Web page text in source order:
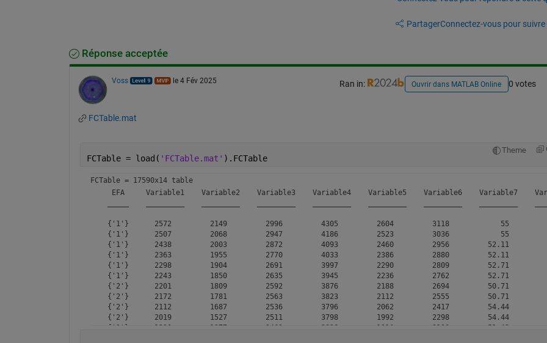
PartagerConnectez-vous pour suivre
Réponse acceptée
Voss le 4 Fév 2025 Ran in: Ouvrir dans MATLAB Online 0 votes
FCTable.mat
Theme
FCTable = load( 'FCTable.mat' ).FCTable
FCTable = 17590x14 table
EFA     Variable1    Variable2    Variable3    Variable4    Variable5    Variable6    Variable7
{'1'}      2572         2149         2996         4305         2604         3118            55
{'1'}      2507         2068         2947         4186         2523         3036            55
{'1'}      2438         2003         2872         4093         2460         2956         52.11
{'1'}      2363         1955         2770         4033         2386         2880         52.11
{'1'}      2298         1904         2691         3997         2290         2809         52.71
{'1'}      2243         1850         2635         3945         2236         2762         52.71
{'2'}      2201         1809         2592         3876         2188         2694         50.71
{'2'}      2172         1781         2563         3823         2112         2555         50.71
{'2'}      2112         1687         2536         3796         2062         2417         54.44
{'2'}      2019         1527         2511         3798         1992         2298         54.44
{'2'}      1920         1377         2463         3826         1916         2188         51.42